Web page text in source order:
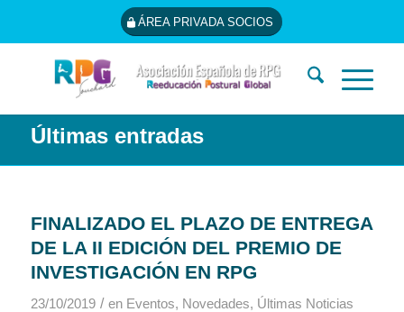
ÁREA PRIVADA SOCIOS
Últimas entradas
FINALIZADO EL PLAZO DE ENTREGA
DE LA II EDICIÓN DEL PREMIO DE
INVESTIGACIÓN EN RPG
23/10/2019 / en Eventos, Novedades, Últimas Noticias